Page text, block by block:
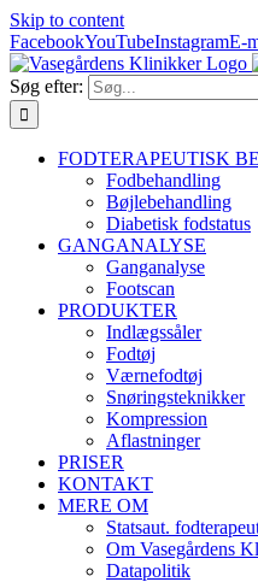
Skip to content
FacebookYouTubeInstagramE-
Søg efter:
FODTERAPEUTISK
Fodbehandling
Bøjlebehandling
Diabetisk fodstatus
GANGANALYSE
Ganganalyse
Footscan
PRODUKTER
Indlægssåler
Fodtøj
Værnefodtøj
Snøringsteknikker
Kompression
Aflastninger
PRISER
KONTAKT
MERE OM
Statsaut.
Om Vasegårdens
Datapolitik